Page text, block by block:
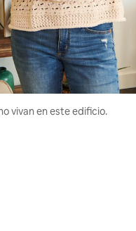
vivan en este edificio.